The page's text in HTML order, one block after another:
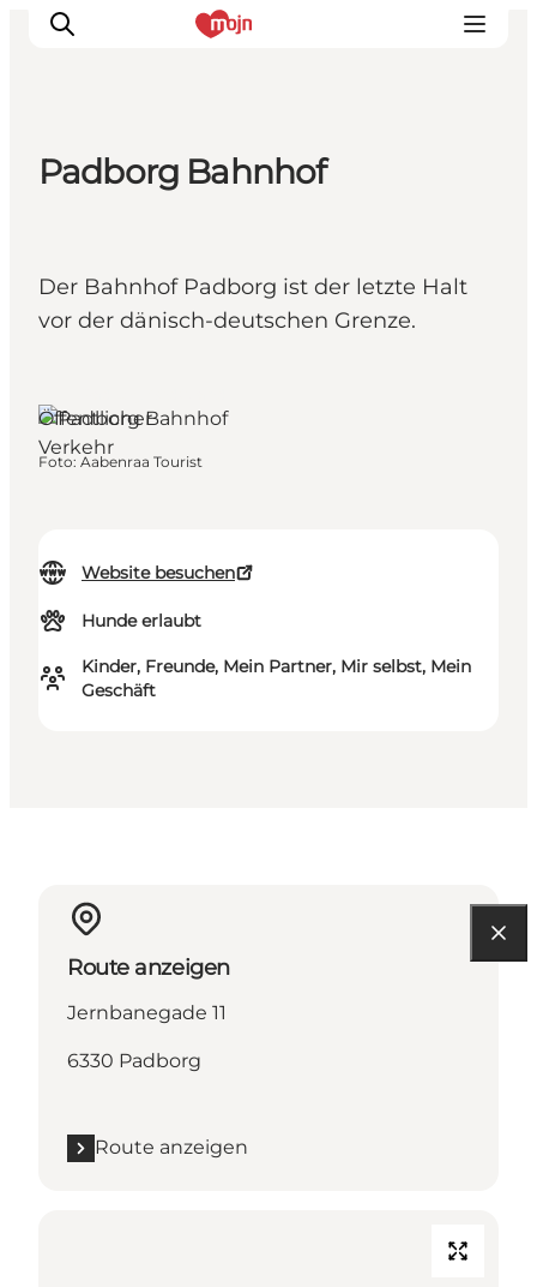
Events
Übernachtung
Padborg Bahnhof
Der Bahnhof Padborg ist der letzte Halt
vor der dänisch-deutschen Grenze.
Website besuchen
Hunde erlaubt
Kinder, Freunde, Mein Partner, Mir selbst, Mein
Geschäft
Öffentlicher
Verkehr
Foto: Aabenraa Tourist
Route anzeigen
Jernbanegade 11
6330 Padborg
Route anzeigen